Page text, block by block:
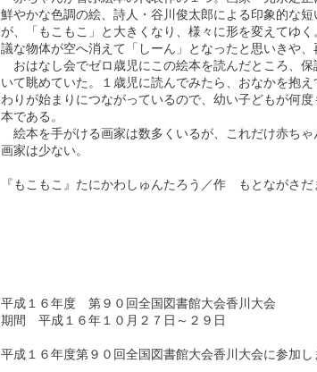
鮮やかな色調の絵、詩人・谷川俊太郎による印象的な
が、「もこもこ」と大きくなり、様々に形を変えてゆ
議な物体が空へ消えて「しーん」となったと思いきや、
おはなし会でゼロ歳児にこの絵本を読んだところ、保
いて眺めていた。１歳児に読んでみたら、おなかを抱
わりが始まりにつながっているので、幼い子どもが何
本である。
絵本を手がける画家は数多くいるが、これだけ赤ちゃ
画家は少ない。
『もこもこ』たにかわしゅんたろう／作　もとながさ
平成１６年度　第９０回全国図書館大会香川大会
期間　平成１６年１０月２７日～２９日
平成１６年度第９０回全国図書館大会香川大会に参加し